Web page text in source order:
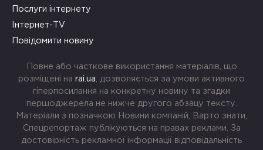
Послуги інтернету
Інтернет-TV
Повідомити новину
Повне або часткове використання матеріалів, що
розміщені на rai.ua , дозволяється за умови активного
гіперпосилання на конкретну новину та згадки
першоджерела не нижче другого абзацу тексту.
Матеріали з позначкою Новини компаній, Варто знати,
Спецрепортаж публікуються на правах реклами. За
достовірність рекламної інформації відповідальність